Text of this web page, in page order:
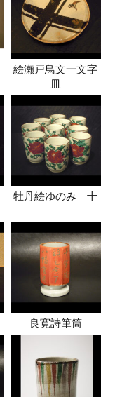
絵瀬戸鳥文一文字
皿
牡丹絵ゆのみ 十
良寛詩筆筒